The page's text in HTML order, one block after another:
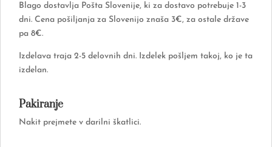
Blago dostavlja Pošta Slovenije, ki za dostavo potrebuje 1-3
dni. Cena pošiljanja za Slovenijo znaša 3€, za ostale države
pa 8€.
Izdelava traja 2-5 delovnih dni. Izdelek pošljem takoj, ko je ta
izdelan.
Pakiranje
Nakit prejmete v darilni škatlici.